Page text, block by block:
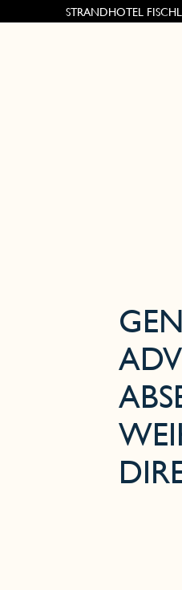
STRANDHOTEL